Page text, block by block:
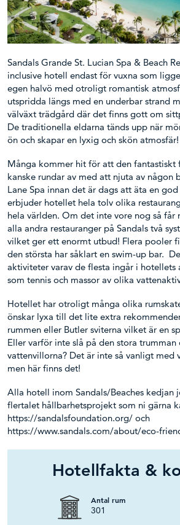
Sandals Grande St. Lucian Spa & Beach
inclusive hotell endast för vuxna som
egen halvö med otroligt romantisk
utspridda längs med en underbar strand
välväxt trädgård där det finns gott om
De traditionella eldarna tänds upp när
ön och skapar en lyxig och skön atmosfär!
Många kommer hit för att den fantastiskt
kanske rundar av med att njuta av någon
Lane Spa innan det är dags att äta en
erbjuder hotellet hela tolv olika
hela världen. Om det inte vore nog så
alla andra restauranger på Sandals två
vilket ger ett enormt utbud! Flera pooler
den största har såklart en swim-up bar.
aktiviteter varav de flesta ingår i hotellets
som tennis och massor av olika
Hotellet har otroligt många olika
önskar lyxa till det lite extra
rummen eller Butler sviterna vilket är en
Eller varför inte slå på den stora trumman
vattenvillorna? Det är inte så vanligt med
men här finns det!
Alla hotell inom Sandals/Beaches kedjan
flertalet hållbarhetsprojekt som ni gärna
https://sandalsfoundation.org/ och
https://www.sandals.com/about/eco-
Hotellfakta &
Antal rum
301